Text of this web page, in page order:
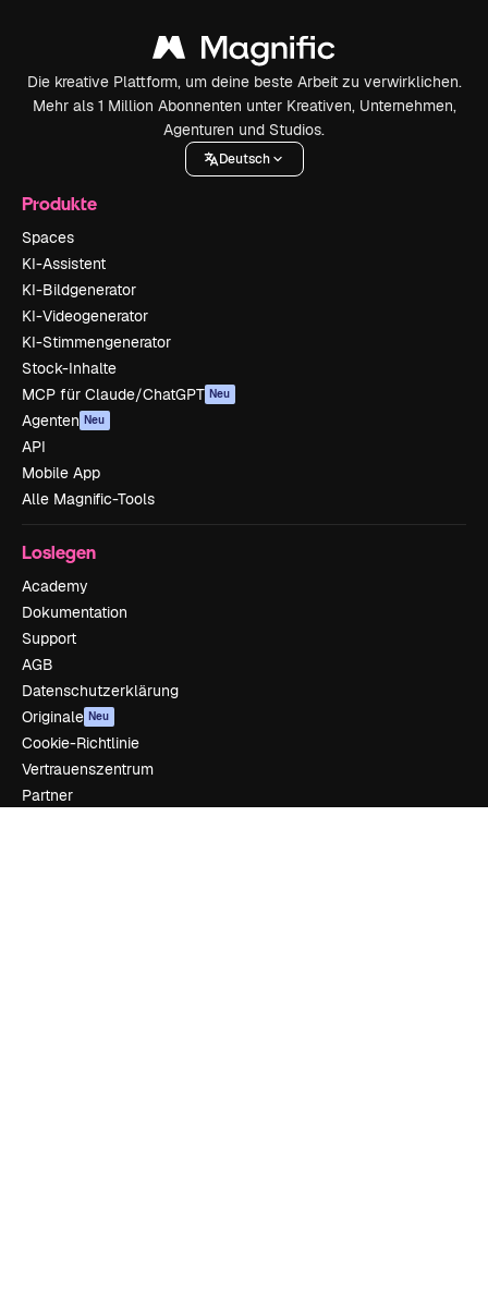
Die kreative Plattform, um deine beste Arbeit zu verwirklichen.
Mehr als 1 Million Abonnenten unter Kreativen, Unternehmen,
Agenturen und Studios.
Deutsch
Produkte
Spaces
KI-Assistent
KI-Bildgenerator
KI-Videogenerator
KI-Stimmengenerator
Stock-Inhalte
MCP für Claude/ChatGPT Neu
Agenten Neu
API
Mobile App
Alle Magnific-Tools
Loslegen
Academy
Dokumentation
Support
AGB
Datenschutzerklärung
Originale Neu
Cookie-Richtlinie
Vertrauenszentrum
Partner